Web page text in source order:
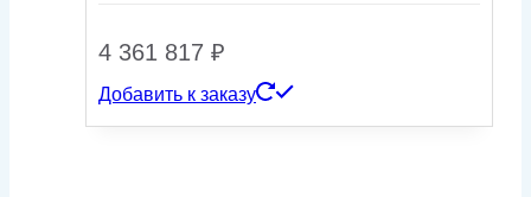
4 361 817 ₽
Добавить к заказу